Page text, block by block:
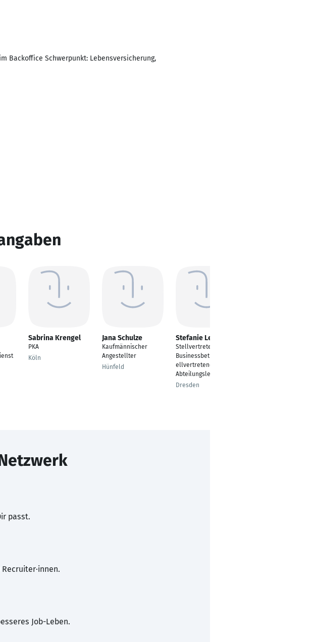
Backoffice Schwerpunkt: Lebensversicherung,
Sabrina Krengel
PKA
Köln
Jana Schulze
Kaufmännischer
Angestellter
Hünfeld
Stefanie Leiser
Stellvertretende
Businessbetreuung,St
ellvertretende
Abteilungsleitung
Dresden
passt.
Job-Leben.